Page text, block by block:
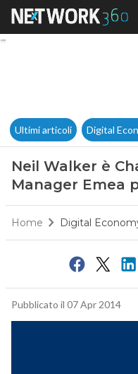
Ultimi articoli Digital
Neil Walker è
Manager Emea
Home Digital
Pubblicato il 07 Apr 2014